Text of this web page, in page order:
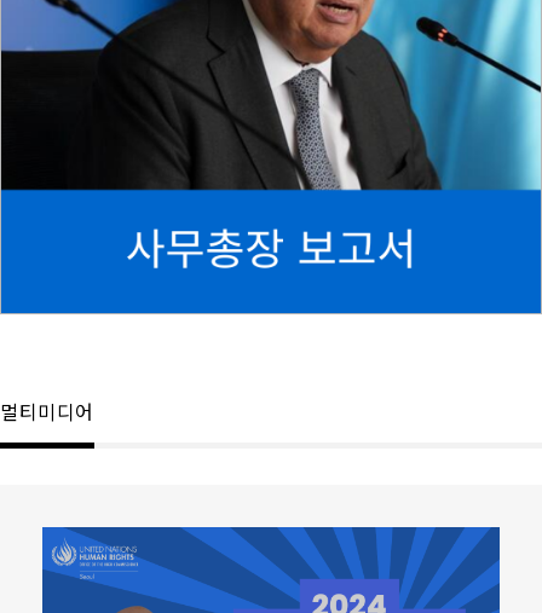
멀티미디어